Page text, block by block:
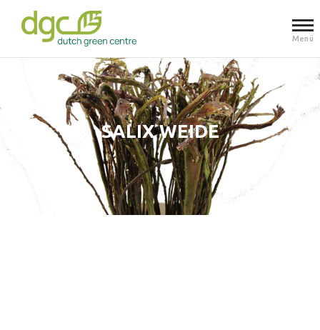
Menü
SALIX WEIDE